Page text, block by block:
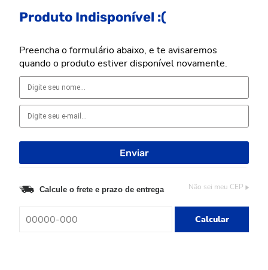
Produto Indisponível :(
Preencha o formulário abaixo, e te avisaremos
quando o produto estiver disponível novamente.
Calcule o frete e prazo de entrega Não sei meu CEP
Calcular